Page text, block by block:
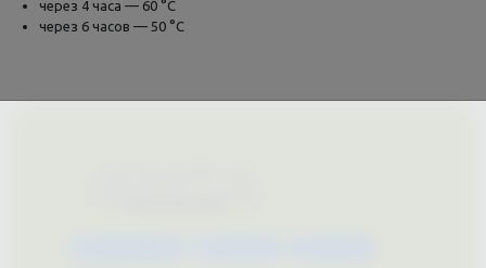
через 4 часа — 60 °С
через 6 часов — 50 °С